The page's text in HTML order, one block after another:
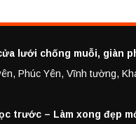
lưới chống muỗi, giàn
Phúc Yên, Vĩnh tường,
trước – Làm xong đẹp